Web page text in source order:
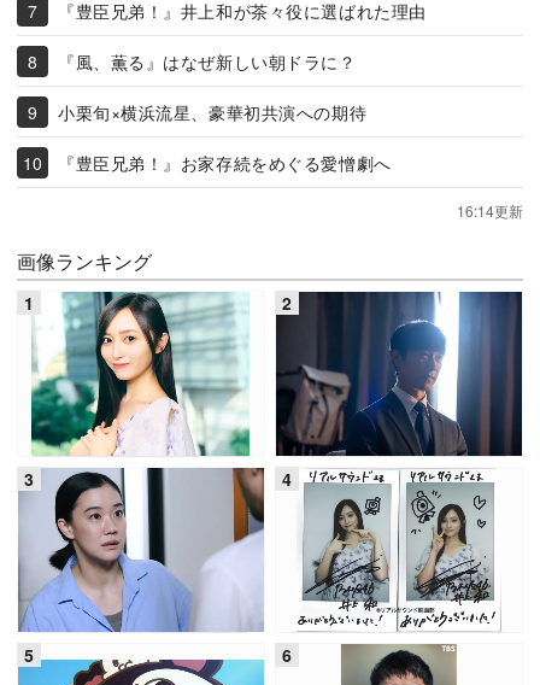
『豊臣兄弟！』井上和が茶々役に選ばれた理由
『風、薫る』はなぜ新しい朝ドラに？
小栗旬×横浜流星、豪華初共演への期待
『豊臣兄弟！』お家存続をめぐる愛憎劇へ
16:14更新
画像ランキング